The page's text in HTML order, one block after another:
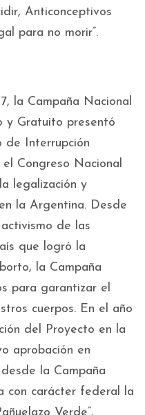
Anticonceptivos
para no morir”.
la Campaña Nacional
y Gratuito presentó
de Interrupción
Congreso Nacional
legalización y
la Argentina. Desde
de las
que logró la
la Campaña
para garantizar el
cuerpos. En el año
del Proyecto en la
aprobación en
la Campaña
con carácter federal la